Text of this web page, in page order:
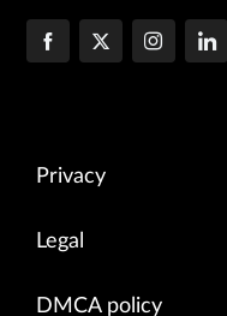
Privacy
Legal
DMCA policy